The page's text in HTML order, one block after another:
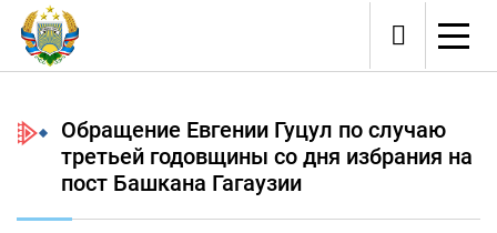
Обращение Евгении Гуцул по случаю
третьей годовщины со дня избрания на
пост Башкана Гагаузии